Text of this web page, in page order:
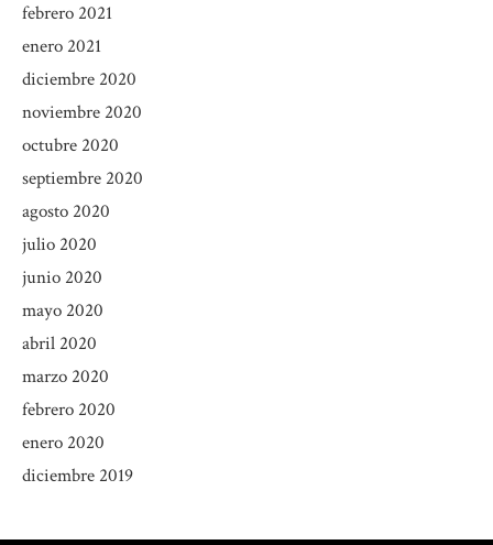
febrero 2021
enero 2021
diciembre 2020
noviembre 2020
octubre 2020
septiembre 2020
agosto 2020
julio 2020
junio 2020
mayo 2020
abril 2020
marzo 2020
febrero 2020
enero 2020
diciembre 2019